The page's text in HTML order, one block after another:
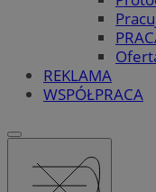
REKLAMA
WSPÓŁPRACA